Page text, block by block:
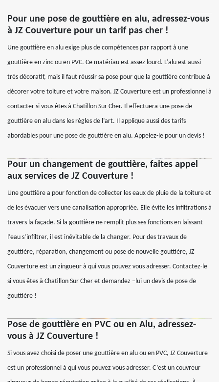
Pour une pose de gouttière en alu, adressez-vous
à JZ Couverture pour un tarif pas cher !
Une gouttière en alu exige plus de compétences par rapport à une
gouttière en zinc ou en PVC. Ce matériau est assez lourd. L’alu est aussi
très décoratif, mais il faut réussir sa pose pour que la gouttière contribue à
décorer votre toiture et votre maison. JZ Couverture est un professionnel à
contacter si vous êtes à Chatillon Sur Cher. Il effectuera une pose de
gouttière en alu dans les règles de l’art. Il applique aussi des tarifs
abordables pour une pose de gouttière en alu. Appelez-le pour un devis !
Pour un changement de gouttière, faites appel
aux services de JZ Couverture !
Une gouttière a pour fonction de collecter les eaux de pluie de la toiture et
de les évacuer vers une canalisation appropriée. Elle évite les infiltrations à
travers la façade. Si la gouttière ne remplit plus ses fonctions en laissant
l’eau s’infiltrer, il est inévitable de la changer. Pour des travaux de
gouttière, réparation, changement ou pose de nouvelle gouttière, JZ
Couverture est un zingueur à qui vous pouvez vous adresser. Contactez-le
si vous êtes à Chatillon Sur Cher et demandez –lui un devis de pose de
gouttière !
Pose de gouttière en PVC ou en Alu, adressez-
vous à JZ Couverture !
Si vous avez choisi de poser une gouttière en alu ou en PVC, JZ Couverture
est un professionnel à qui vous pouvez vous adresser. C’est un couvreur